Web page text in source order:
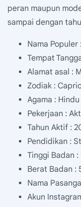
peran maupun
sampai dengan
Nama Populer
Tempat
Alamat asal :
Zodiak :
Agama : Hindu
Pekerjaan :
Tahun Aktif :
Pendidikan :
Tinggi Badan :
Berat Badan :
Nama
Akun